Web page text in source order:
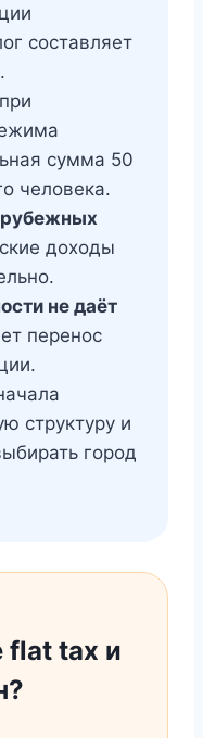
составляет
при
сумма 50
человека.
доходы
не даёт
перенос
структуру и
город
flat tax и